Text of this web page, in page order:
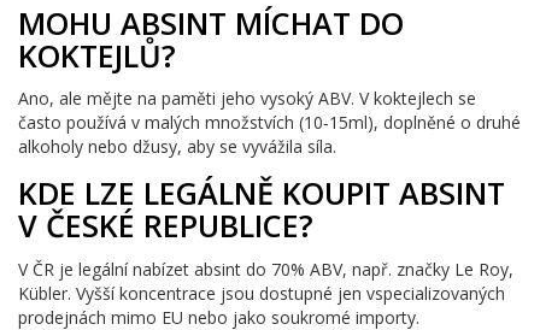
MOHU ABSINT MÍCHAT DO
KOKTEJLŮ?
Ano, ale mějte na paměti jeho vysoký ABV. V koktejlech se
často používá v malých množstvích (10‑15ml), doplněné o druhé
alkoholy nebo džusy, aby se vyvážila síla.
KDE LZE LEGÁLNĚ KOUPIT ABSINT
V ČESKÉ REPUBLICE?
V ČR je legální nabízet absint do 70% ABV, např. značky Le Roy,
Kübler. Vyšší koncentrace jsou dostupné jen vspecializovaných
prodejnách mimo EU nebo jako soukromé importy.